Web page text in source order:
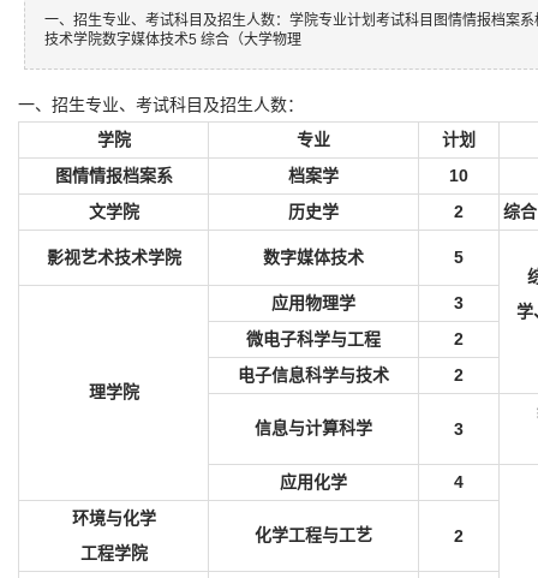
一、招生专业、考试科目及招生人数：学院专业计划考试科目图情情报档案
技术学院数字媒体技术5 综合（大学物理
一、招生专业、考试科目及招生人数：
学院 专业
计划
图情情报档案系
档案学 10
文学院 历史学 2 综
影视艺术技术学院 数字媒体技术 5
学
理学院
应用物理学 3
微电子科学与工程 2
电子信息科学与技术 2
信息与计算科学 3
应用化学 4
环境与化学
工程学院
化学工程与工艺 2